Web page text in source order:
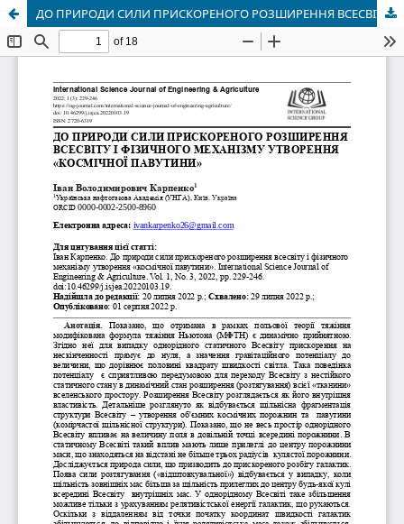
ДО ПРИРОДИ СИЛИ ПРИСКОРЕНОГО РОЗШИРЕННЯ ВСЕСВІТУ І ФІЗИЧНОГО МЕХАНІЗМУ УТВОРЕННЯ «КОСМІЧНОЇ ПАВУТИНИ»